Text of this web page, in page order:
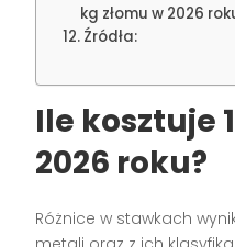
kg złomu w 2026
Źródła:
Ile kosztuje
2026 roku?
Różnice w stawkach